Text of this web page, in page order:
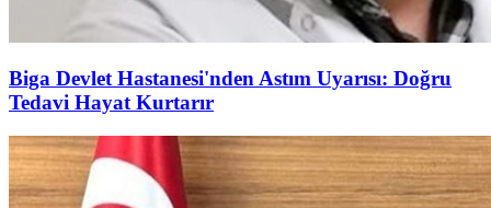
Biga Devlet Hastanesi'nden Astım Uyarısı: Doğru
Tedavi Hayat Kurtarır